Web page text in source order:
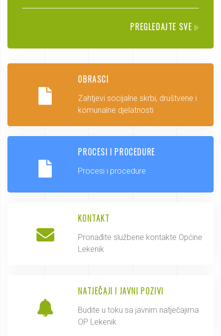
PREGLEDAJTE SVE
OBRASCI
Zahtjevi socijalne skrbi, društvene i
komunalne djelatnosti
PROCESI I PROCEDURE
Procesi i procedure
KONTAKT
Pronađite službene kontakte Općine
Lekenik
NATJEČAJI I JAVNI POZIVI
Budite u toku sa javnim natječajima
OP Lekenik